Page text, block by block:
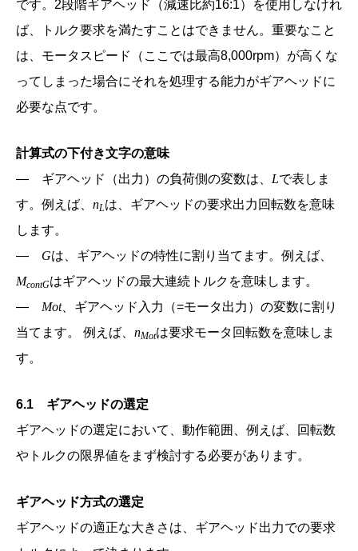
です。2段階ギアヘッド（減速比約16:1）を使用しなけれ
ば、トルク要求を満たすことはできません。重要なこと
は、モータスピード（ここでは最高8,000rpm）が高くな
ってしまった場合にそれを処理する能力がギアヘッドに
必要な点です。
計算式の下付き文字の意味
― ギアヘッド（出力）の負荷側の変数は、 Lで表しま
す。例えば、 nLは、ギアヘッドの要求出力回転数を意味
します。
― Gは、ギアヘッドの特性に割り当てます。例えば、
McontGはギアヘッドの最大連続トルクを意味します。
― Mot、ギアヘッド入力（=モータ出力）の変数に割り
当てます。 例えば、 nMotは要求モータ回転数を意味しま
す。
6.1 ギアヘッドの選定
ギアヘッドの選定において、動作範囲、例えば、回転数
やトルクの限界値をまず検討する必要があります。
ギアヘッド方式の選定
ギアヘッドの適正な大きさは、ギアヘッド出力での要求